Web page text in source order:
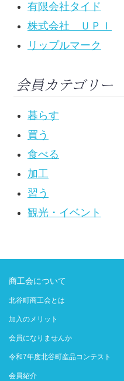
有限会社タイド
株式会社 ＵＰＩ
リップルマーク
会員カテゴリー
暮らす
買う
食べる
加工
習う
観光・イベント
商工会について
北谷町商工会とは
加入のメリット
会員になりませんか
令和7年度北谷町産品コンテスト
会員紹介